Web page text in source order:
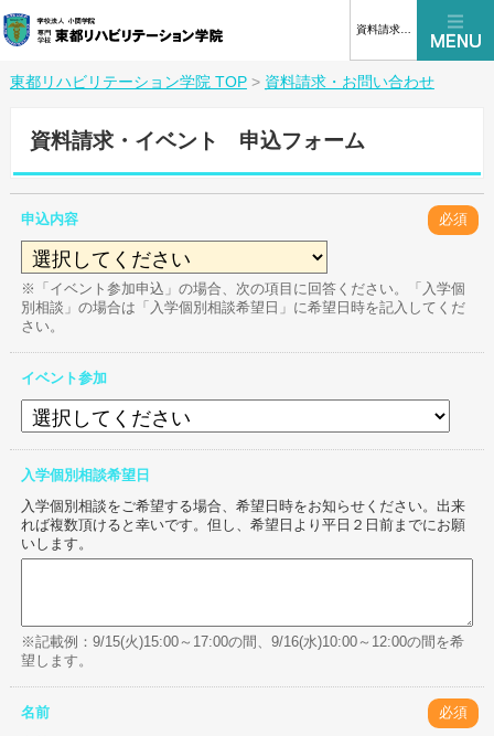
東都リハビリテーション学院 TOP > 資料請求・お問い合わせ
資料請求・イベント 申込フォーム
申込内容 必須
※「イベント参加申込」の場合、次の項目に回答ください。「入学個
別相談」の場合は「入学個別相談希望日」に希望日時を記入してくだ
さい。
イベント参加
入学個別相談希望日
入学個別相談をご希望する場合、希望日時をお知らせください。出来
れば複数頂けると幸いです。但し、希望日より平日２日前までにお願
いします。
※記載例：9/15(火)15:00～17:00の間、9/16(水)10:00～12:00の間を希
望します。
名前
必須